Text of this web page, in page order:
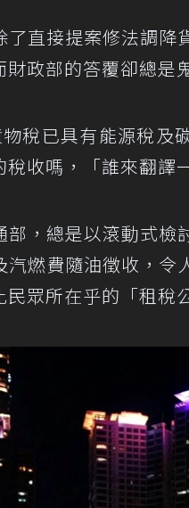
直接提案修法調降
政部的答覆卻總是
稅已具有能源稅及
收嗎，「誰來翻譯
，總是以滾動式檢
燃費隨油徵收，令
眾所在乎的「租稅